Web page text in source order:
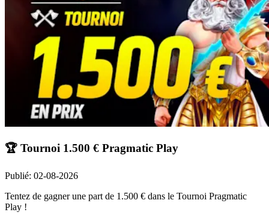
🏆 Tournoi 1.500 € Pragmatic Play
Publié: 02-08-2026
Tentez de gagner une part de 1.500 € dans le Tournoi Pragmatic
Play !